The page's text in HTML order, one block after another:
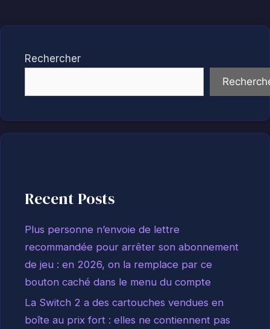
Rechercher
Recent Posts
Plus personne n’envoie de lettre
recommandée pour arrêter son abonnement
de jeu : en 2026, on la remplace par ce
bouton caché dans le menu du compte
La Switch 2 a des cartouches vendues en
boîte au prix fort : elles ne contiennent pas